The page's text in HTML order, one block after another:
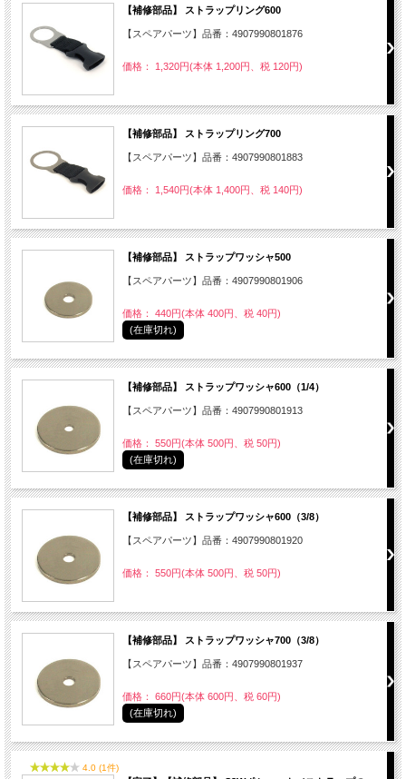
【補修部品】 ストラップリング600
【スペアパーツ】品番：4907990801876
価格： 1,320円(本体 1,200円、税 120円)
【補修部品】 ストラップリング700
【スペアパーツ】品番：4907990801883
価格： 1,540円(本体 1,400円、税 140円)
【補修部品】 ストラップワッシャ500
【スペアパーツ】品番：4907990801906
価格： 440円(本体 400円、税 40円)
(在庫切れ)
【補修部品】 ストラップワッシャ600（1/4）
【スペアパーツ】品番：4907990801913
価格： 550円(本体 500円、税 50円)
(在庫切れ)
【補修部品】 ストラップワッシャ600（3/8）
【スペアパーツ】品番：4907990801920
価格： 550円(本体 500円、税 50円)
【補修部品】 ストラップワッシャ700（3/8）
【スペアパーツ】品番：4907990801937
価格： 660円(本体 600円、税 60円)
(在庫切れ)
4.0 (1件)